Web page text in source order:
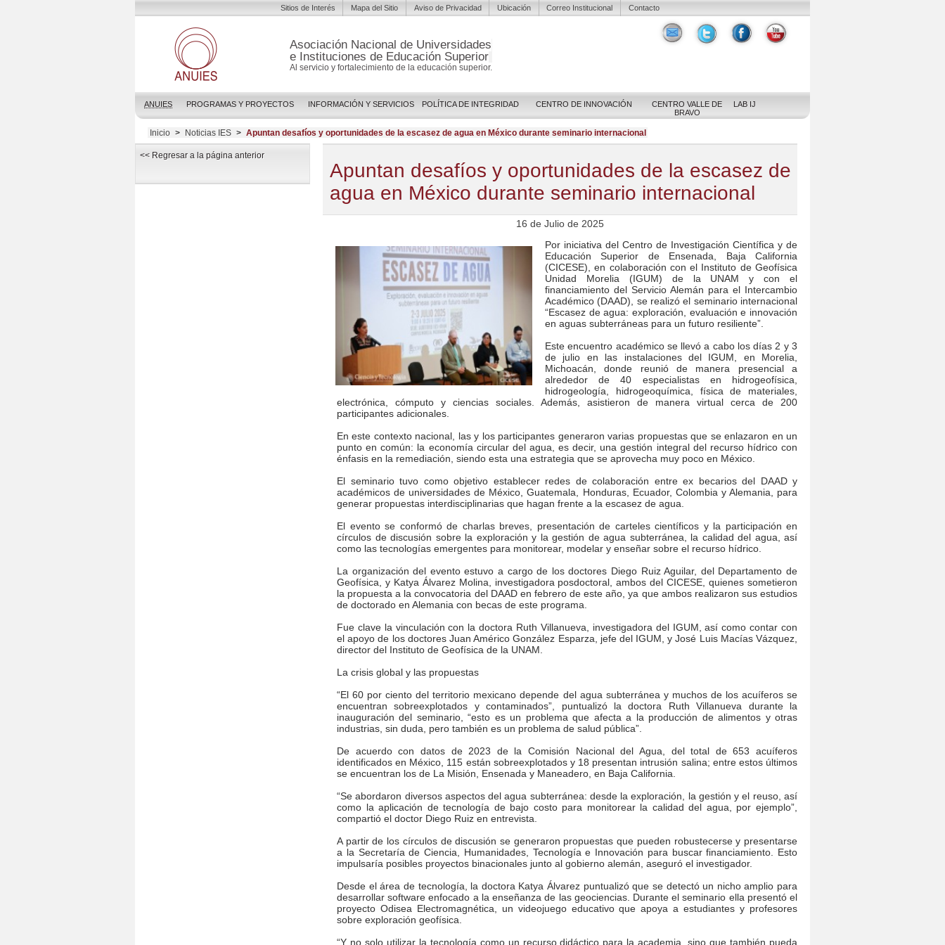
Asociación Nacional de Universidades
e Instituciones de Educación Superior
Al servicio y fortalecimiento de la educación superior.
ANUIES PROGRAMAS Y PROYECTOS INFORMACIÓN Y SERVICIOS POLÍTICA DE INTEGRIDAD CENTRO DE INNOVACIÓN
CENTRO VALLE DE
BRAVO
LAB IJ
Sitios de Interés Mapa del Sitio Aviso de Privacidad Ubicación Correo Institucional Contacto
Inicio > Noticias IES > Apuntan desafíos y oportunidades de la escasez de agua en México durante seminario internacional
<< Regresar a la página anterior
Apuntan desafíos y oportunidades de la escasez de
agua en México durante seminario internacional
16 de Julio de 2025
Por iniciativa del Centro de Investigación Científica y de
Educación Superior de Ensenada, Baja California
(CICESE), en colaboración con el Instituto de Geofísica
Unidad Morelia (IGUM) de la UNAM y con el
financiamiento del Servicio Alemán para el Intercambio
Académico (DAAD), se realizó el seminario internacional
“Escasez de agua: exploración, evaluación e innovación
en aguas subterráneas para un futuro resiliente”.
Este encuentro académico se llevó a cabo los días 2 y 3
de julio en las instalaciones del IGUM, en Morelia,
Michoacán, donde reunió de manera presencial a
alrededor de 40 especialistas en hidrogeofísica,
hidrogeología, hidrogeoquímica, física de materiales,
electrónica, cómputo y ciencias sociales. Además, asistieron de manera virtual cerca de 200
participantes adicionales.
En este contexto nacional, las y los participantes generaron varias propuestas que se enlazaron en un
punto en común: la economía circular del agua, es decir, una gestión integral del recurso hídrico con
énfasis en la remediación, siendo esta una estrategia que se aprovecha muy poco en México.
El seminario tuvo como objetivo establecer redes de colaboración entre ex becarios del DAAD y
académicos de universidades de México, Guatemala, Honduras, Ecuador, Colombia y Alemania, para
generar propuestas interdisciplinarias que hagan frente a la escasez de agua.
El evento se conformó de charlas breves, presentación de carteles científicos y la participación en
círculos de discusión sobre la exploración y la gestión de agua subterránea, la calidad del agua, así
como las tecnologías emergentes para monitorear, modelar y enseñar sobre el recurso hídrico.
La organización del evento estuvo a cargo de los doctores Diego Ruiz Aguilar, del Departamento de
Geofísica, y Katya Álvarez Molina, investigadora posdoctoral, ambos del CICESE, quienes sometieron
la propuesta a la convocatoria del DAAD en febrero de este año, ya que ambos realizaron sus estudios
de doctorado en Alemania con becas de este programa.
Fue clave la vinculación con la doctora Ruth Villanueva, investigadora del IGUM, así como contar con
el apoyo de los doctores Juan Américo González Esparza, jefe del IGUM, y José Luis Macías Vázquez,
director del Instituto de Geofísica de la UNAM.
La crisis global y las propuestas
“El 60 por ciento del territorio mexicano depende del agua subterránea y muchos de los acuíferos se
encuentran sobreexplotados y contaminados”, puntualizó la doctora Ruth Villanueva durante la
inauguración del seminario, “esto es un problema que afecta a la producción de alimentos y otras
industrias, sin duda, pero también es un problema de salud pública”.
De acuerdo con datos de 2023 de la Comisión Nacional del Agua, del total de 653 acuíferos
identificados en México, 115 están sobreexplotados y 18 presentan intrusión salina; entre estos últimos
se encuentran los de La Misión, Ensenada y Maneadero, en Baja California.
“Se abordaron diversos aspectos del agua subterránea: desde la exploración, la gestión y el reuso, así
como la aplicación de tecnología de bajo costo para monitorear la calidad del agua, por ejemplo”,
compartió el doctor Diego Ruiz en entrevista.
A partir de los círculos de discusión se generaron propuestas que pueden robustecerse y presentarse
a la Secretaría de Ciencia, Humanidades, Tecnología e Innovación para buscar financiamiento. Esto
impulsaría posibles proyectos binacionales junto al gobierno alemán, aseguró el investigador.
Desde el área de tecnología, la doctora Katya Álvarez puntualizó que se detectó un nicho amplio para
desarrollar software enfocado a la enseñanza de las geociencias. Durante el seminario ella presentó el
proyecto Odisea Electromagnética, un videojuego educativo que apoya a estudiantes y profesores
sobre exploración geofísica.
“Y no solo utilizar la tecnología como un recurso didáctico para la academia, sino que también pueda